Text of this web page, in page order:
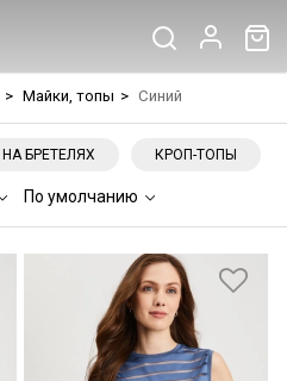
> Майки, топы > Синий
НА БРЕТЕЛЯХ КРОП-ТОПЫ
По умолчанию